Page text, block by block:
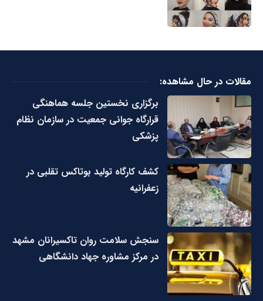
مقالات در حال مشاهده:
برگزاری نخستین جلسه هماهنگی
قرارگاه جوانی جمعیت در سازمان نظام
پزشکی
کشف کارگاه تولید بوتاکس تقلبی در
زعفرانیه
سنجش سلامت روان تاکسیرانان مشهد
در مرکز مشاوره جهاد دانشگاهی